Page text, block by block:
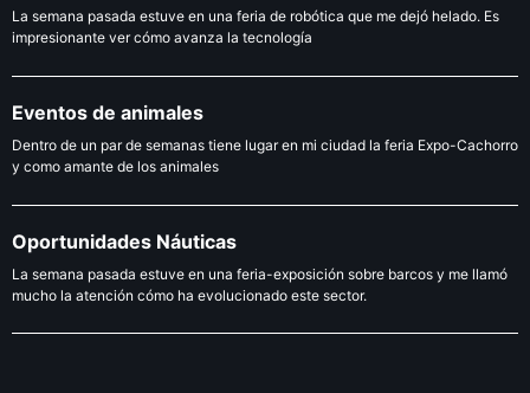
La semana pasada estuve en una feria de robótica que me dejó helado. Es
impresionante ver cómo avanza la tecnología
Eventos de animales
Dentro de un par de semanas tiene lugar en mi ciudad la feria Expo-Cachorro
y como amante de los animales
Oportunidades Náuticas
La semana pasada estuve en una feria-exposición sobre barcos y me llamó
mucho la atención cómo ha evolucionado este sector.